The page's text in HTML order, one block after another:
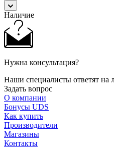
Наличие
Нужна консультация?
Наши специалисты ответят
Задать вопрос
О компании
Бонусы UDS
Как купить
Производители
Магазины
Контакты